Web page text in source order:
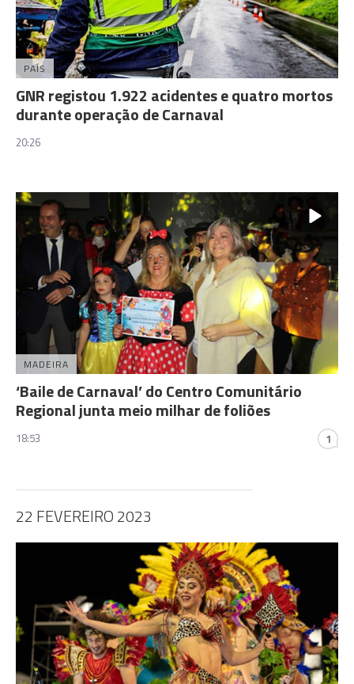
PAÍS
GNR registou 1.922 acidentes e quatro mortos
durante operação de Carnaval
20:26
MADEIRA
‘Baile de Carnaval’ do Centro Comunitário
Regional junta meio milhar de foliões
18:53 1
22 FEVEREIRO 2023